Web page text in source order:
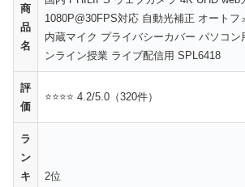
商
品
名
1080P@30FPS対応 自動光補正 オートフ
内蔵マイク プライバシーカバー パソコ
ンライン授業 ライブ配信用 SPL6418
評
価
⭐⭐⭐⭐ 4.2/5.0（320件）
ラ
ン
キ
2位